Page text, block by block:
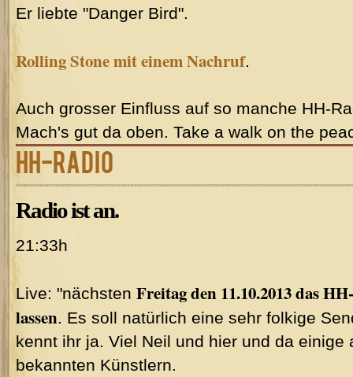
Er liebte "Danger Bird".
Rolling Stone mit einem Nachruf.
Auch grosser Einfluss auf so manche HH-
Mach's gut da oben. Take a walk on the
HH-Radio
Radio ist an.
21:33h
Live: "nächsten Freitag den 11.10.2013 das
lassen. Es soll natürlich eine sehr folkige
kennt ihr ja. Viel Neil und hier und da einige
bekannten Künstlern.